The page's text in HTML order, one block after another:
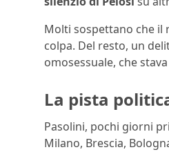
Molti sospettano che il
colpa. Del resto, un
omosessuale, che
La pista
Pasolini, pochi giorni
Milano, Brescia,